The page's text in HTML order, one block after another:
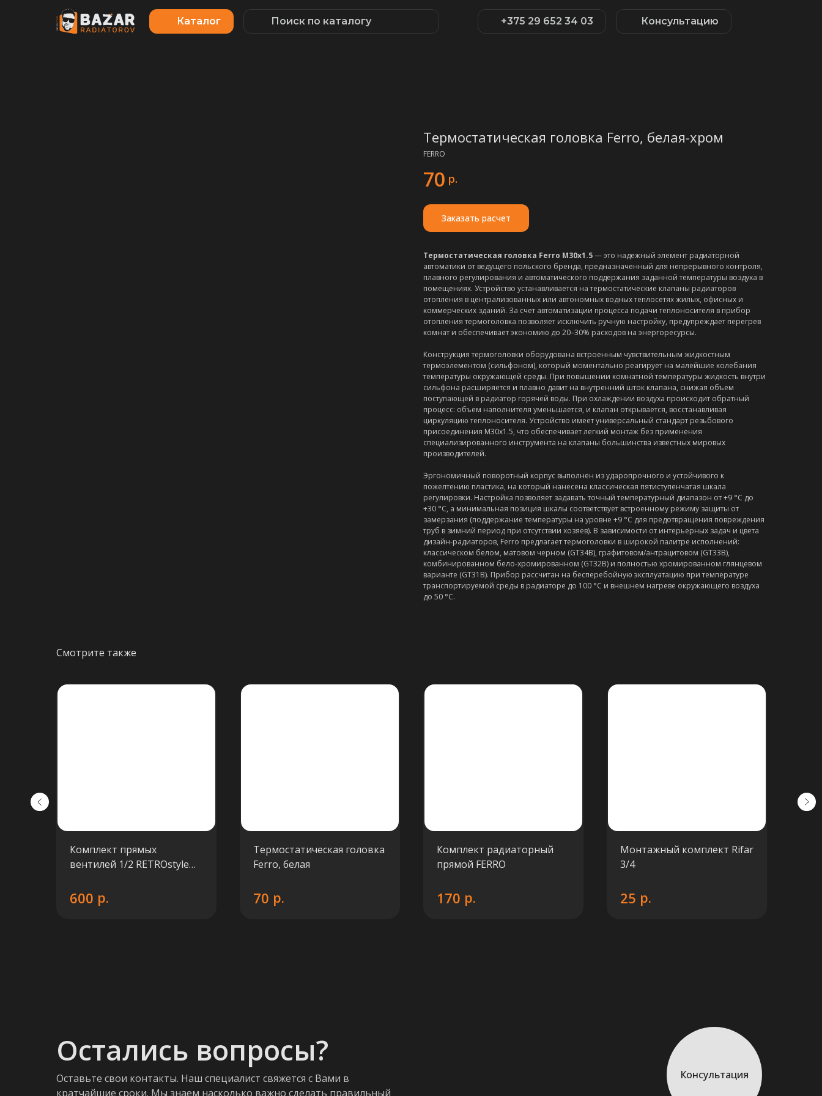
Консультацию
+375 29 652 34 03
Каталог Поиск по каталогу
Термостатическая головка Ferro, белая-хром
FERRO
70 р.
Заказать расчет
Термостатическая головка Ferro M30x1.5— это надежный элемент радиаторной
автоматики от ведущего польского бренда, предназначенный для непрерывного контроля,
плавного регулирования и автоматического поддержания заданной температуры воздуха в
помещениях. Устройство устанавливается на термостатические клапаны радиаторов
отопления в централизованных или автономных водных теплосетях жилых, офисных и
коммерческих зданий. За счет автоматизации процесса подачи теплоносителя в прибор
отопления термоголовка позволяет исключить ручную настройку, предупреждает перегрев
комнат и обеспечивает экономию до 20–30% расходов на энергоресурсы.
Конструкция термоголовки оборудована встроенным чувствительным жидкостным
термоэлементом (сильфоном), который моментально реагирует на малейшие колебания
температуры окружающей среды. При повышении комнатной температуры жидкость внутри
сильфона расширяется и плавно давит на внутренний шток клапана, снижая объем
поступающей в радиатор горячей воды. При охлаждении воздуха происходит обратный
процесс: объем наполнителя уменьшается, и клапан открывается, восстанавливая
циркуляцию теплоносителя. Устройство имеет универсальный стандарт резьбового
присоединения M30x1.5, что обеспечивает легкий монтаж без применения
специализированного инструмента на клапаны большинства известных мировых
производителей.
Эргономичный поворотный корпус выполнен из ударопрочного и устойчивого к
пожелтению пластика, на который нанесена классическая пятиступенчатая шкала
регулировки. Настройка позволяет задавать точный температурный диапазон от +9 °C до
+30 °C, а минимальная позиция шкалы соответствует встроенному режиму защиты от
замерзания (поддержание температуры на уровне +9 °C для предотвращения повреждения
труб в зимний период при отсутствии хозяев). В зависимости от интерьерных задач и цвета
дизайн-радиаторов, Ferro предлагает термоголовки в широкой палитре исполнений:
классическом белом, матовом черном (GT34B), графитовом/антрацитовом (GT33B),
комбинированном бело-хромированном (GT32B) и полностью хромированном глянцевом
варианте (GT31B). Прибор рассчитан на бесперебойную эксплуатацию при температуре
транспортируемой среды в радиаторе до 100 °C и внешнем нагреве окружающего воздуха
до 50 °C.
Смотрите также
Комплект прямых
вентилей 1/2 RETROstyle
600 р.
Термостатическая головка
Ferro, белая
70 р.
Комплект радиаторный
прямой FERRO
170 р.
Монтажный комплект Rifar
3/4
25 р.
Остались вопросы?
Оставьте свои контакты. Наш специалист свяжется с Вами в
кратчайшие сроки. Мы знаем насколько важно сделать правильный
Консультация